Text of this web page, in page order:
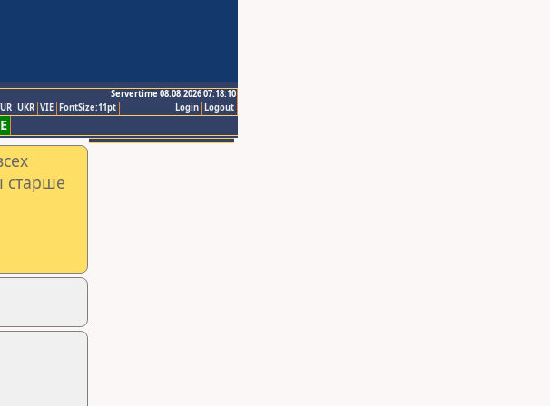
Servertime 08.08.2026 07:18:10
Logout
Login
UKR VIE FontSize:11pt
старше